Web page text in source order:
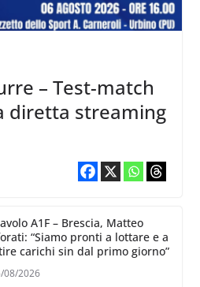
– Test-match
diretta streaming
A1F – Brescia, Matteo
“Siamo pronti a lottare e a
carichi sin dal primo giorno”
08/2026